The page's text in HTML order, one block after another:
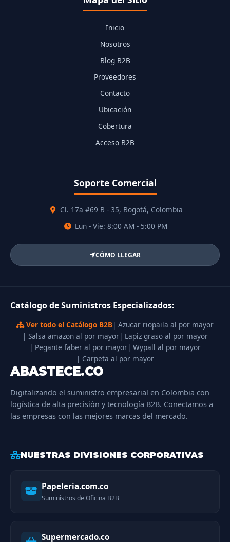
Inicio
Nosotros
Blog B2B
Proveedores
Contacto
Ubicación
Cobertura
Acceso B2B
Soporte Comercial
Cl. 17a #69 B - 35, Bogotá, Colombia
Lun - Vie: 8:00 AM - 5:00 PM
CÓMO LLEGAR
Catálogo de Suministros Especializados:
Ver todo el Catálogo B2B| Azucar riopaila al por mayor
| Salsa amazon al por mayor| Lapiz graso al por mayor
| Pegante faber al por mayor| Wypall al por mayor
| Carpeta al por mayor
ABASTECE.CO
Digitalizando el suministro empresarial en Colombia con
logística de alta precisión y tecnología B2B. Conectamos a
las empresas con las mejores marcas del mercado.
NUESTRAS DIVISIONES CORPORATIVAS
Papeleria.com.co
Suministros de Oficina B2B
Supermercado.co